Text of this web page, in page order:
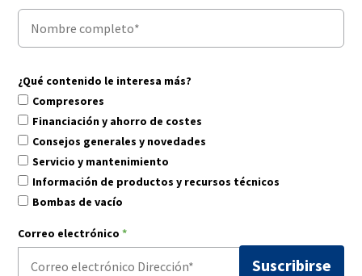
¿Qué contenido le interesa más?
Compresores
Financiación y ahorro de costes
Consejos generales y novedades
Servicio y mantenimiento
Información de productos y recursos técnicos
Bombas de vacío
Correo electrónico *